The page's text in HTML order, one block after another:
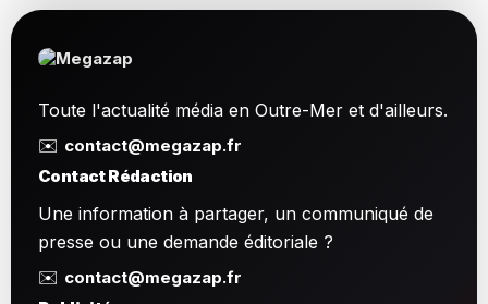
Toute l'actualité média en Outre-Mer et d'ailleurs.
✉️ contact@megazap.fr
Contact Rédaction
Une information à partager, un communiqué de
presse ou une demande éditoriale ?
✉️ contact@megazap.fr